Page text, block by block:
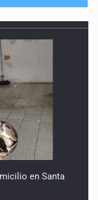
armas de fuego
de ERT
en Santa